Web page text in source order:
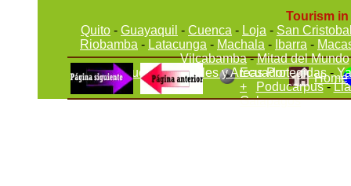
Ecuador
+
Galapagos
Home
Tourism
Quito - Guayaquil - Cuenca - Loja - San
Riobamba - Latacunga - Machala - Ibarra -
Vilcabamba-Mitad del Mundo
Parques Nacionales y Areas Protegidas-
Poducarpus-